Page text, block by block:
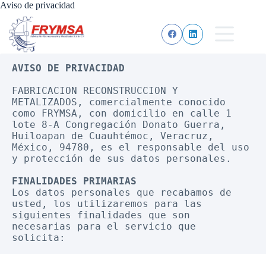
Aviso de privacidad
AVISO DE PRIVACIDAD
FABRICACION RECONSTRUCCION Y
METALIZADOS, comercialmente conocido
como FRYMSA, con domicilio en calle 1
lote 8-A Congregación Donato Guerra,
Huiloapan de Cuauhtémoc, Veracruz,
México, 94780, es el responsable del uso
y protección de sus datos personales.
FINALIDADES PRIMARIAS
Los datos personales que recabamos de
usted, los utilizaremos para las
siguientes finalidades que son
necesarias para el servicio que
solicita: